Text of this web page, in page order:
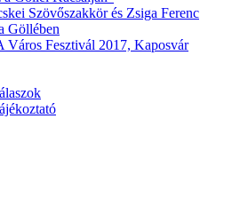
Szövőszakkör és Zsiga Ferenc
Göllében
Város Fesztivál 2017, Kaposvár